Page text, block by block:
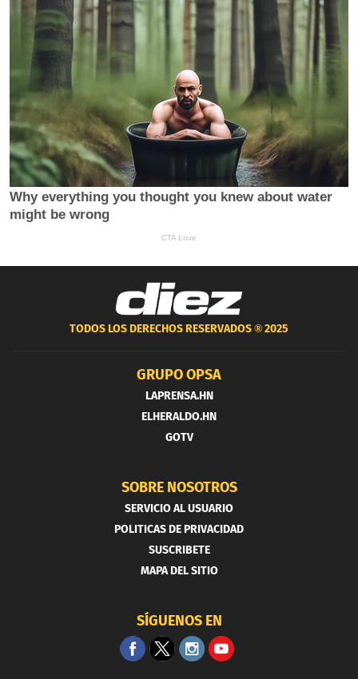
TODOS LOS DERECHOS RESERVADOS ®2025
GRUPO OPSA
LAPRENSA.HN
ELHERALDO.HN
GOTV
SOBRE NOSOTROS
SERVICIO AL USUARIO
POLITICAS DE PRIVACIDAD
SUSCRIBETE
MAPA DEL SITIO
SÍGUENOS EN